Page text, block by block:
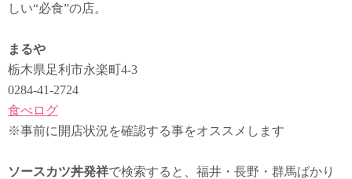
しい“必食”の店。
まるや
栃木県足利市永楽町4-3
0284-41-2724
食べログ
※事前に開店状況を確認する事をオススメします
ソースカツ丼発祥で検索すると、福井・長野・群馬ばかり